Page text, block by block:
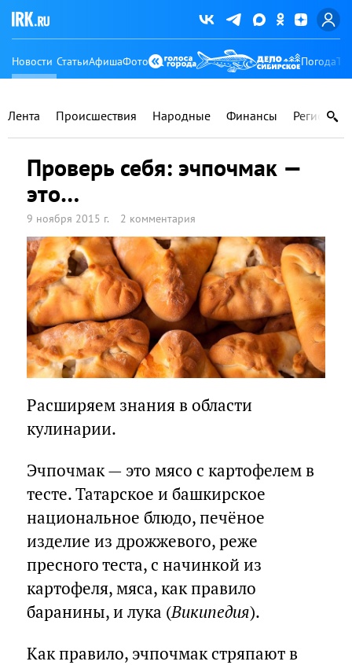
Новости СтатьиАфишаФото Погода
Лента Происшествия Народные Финансы Регионы
Проверь себя: эчпочмак —
это…
9 ноября 2015 г. 2 комментария
Расширяем знания в области
кулинарии.
Эчпочмак — это мясо с картофелем в
тесте. Татарское и башкирское
национальное блюдо, печёное
изделие из дрожжевого, реже
пресного теста, с начинкой из
картофеля, мяса, как правило
баранины, и лука (Википедия).
Как правило, эчпочмак стряпают в